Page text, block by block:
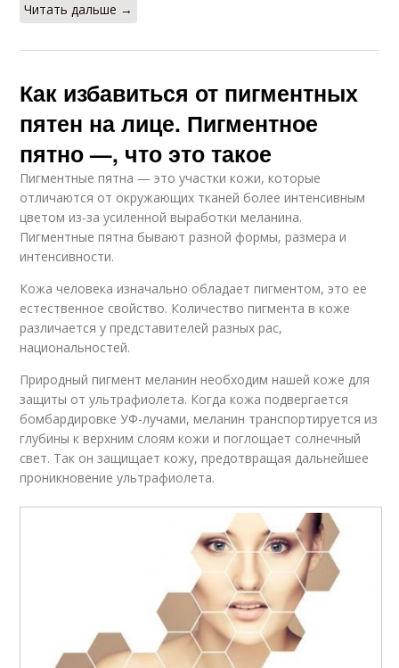
Читать дальше →
Как избавиться от пигментных
пятен на лице. Пигментное
пятно —, что это такое
Пигментные пятна — это участки кожи, которые
отличаются от окружающих тканей более интенсивным
цветом из-за усиленной выработки меланина.
Пигментные пятна бывают разной формы, размера и
интенсивности.
Кожа человека изначально обладает пигментом, это ее
естественное свойство. Количество пигмента в коже
различается у представителей разных рас,
национальностей.
Природный пигмент меланин необходим нашей коже для
защиты от ультрафиолета. Когда кожа подвергается
бомбардировке УФ-лучами, меланин транспортируется из
глубины к верхним слоям кожи и поглощает солнечный
свет. Так он защищает кожу, предотвращая дальнейшее
проникновение ультрафиолета.